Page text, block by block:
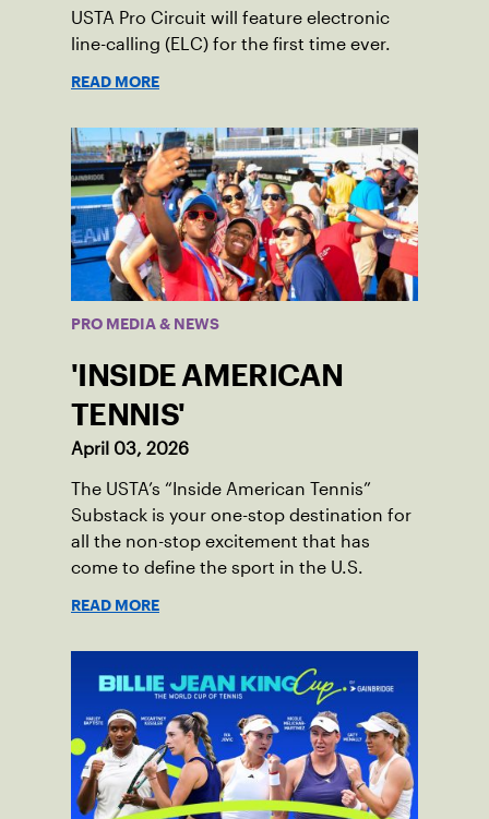
USTA Pro Circuit will feature electronic
line-calling (ELC) for the first time ever.
READ MORE
PRO MEDIA & NEWS
'INSIDE AMERICAN
TENNIS'
April 03, 2026
The USTA’s “Inside American Tennis”
Substack is your one-stop destination for
all the non-stop excitement that has
come to define the sport in the U.S.
READ MORE